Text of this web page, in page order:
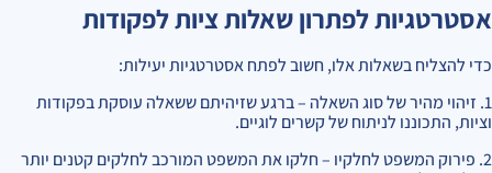
אסטרטגיות לפתרון שאלות ציות לפקודות
כדי להצליח בשאלות אלו, חשוב לפתח אסטרטגיות יעילות:
1. זיהוי מהיר של סוג השאלה – ברגע שזיהיתם ששאלה עוסקת בפקודות
וציות, התכוננו לניתוח של קשרים לוגיים.
2. פירוק המשפט לחלקיו – חלקו את המשפט המורכב לחלקים קטנים יותר